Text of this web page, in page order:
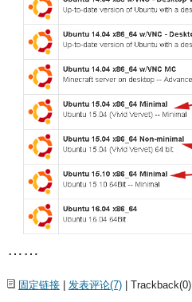
……
固定链接| 发表评论(7)| Trackback(0)